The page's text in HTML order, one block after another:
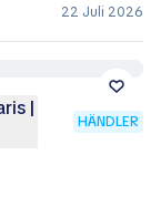
22 Juli 2026
|
HÄNDLER